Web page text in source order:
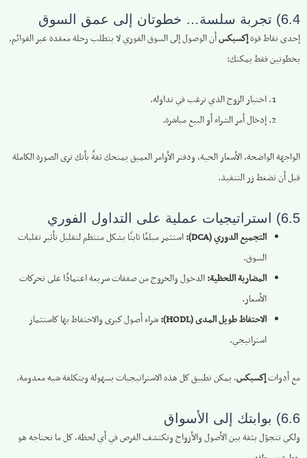
6.4) تجربة سلسة… خطوتان إلى عمق السوق
إحدى نقاط قوةإكسبكسأن الوصول إلى السوق الفوري لا يتطلب رحلة معقدة عبر القوائم.
بخطوتين فقط يمكنك:
اختيار الزوج الذي ترغب في تداوله.
إدخال أمر الشراء أو البيع مباشرة.
الواجهة الواضحة، الأسعار الحية، ودفتر الأوامر العميق يمنحك ثقةً بأنك ترى الصورة الكاملة
قبل أن تضغط زر التنفيذ.
6.5) استراتيجيات عملية على التداول الفوري
التجميع الدوري (DCA):
استثمر مبلغًا ثابتًا بشكل منتظم لتقليل تأثير تقلبات
السوق.
المضاربة اللحظية:الدخول والخروج من صفقات سريعة اعتمادًا على تحركات
الأسعار.
الاحتفاظ طويل المدى (HODL):
شراء أصول كبرى والاحتفاظ بها كاستثمار
استراتيجي.
مع أدواتإكسبكس، يمكن تطبيق كل هذه الاستراتيجيات بسهولة وبتكلفة شبه معدومة.
6.6) بوابتك إلى الأسواق
ولكي تتجوّل بثقة بين الأصول والأزواج وتكتشف الفرص في أي لحظة، كل ما تحتاجه هو